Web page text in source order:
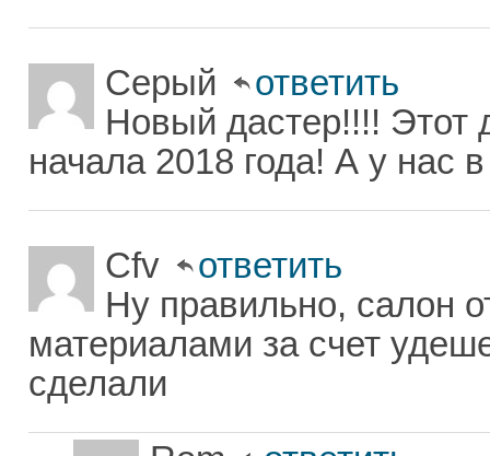
Серый
ответить
Новый дастер!!!! Этот
начала 2018 года! А у нас
Cfv
ответить
Ну правильно, салон
материалами за счет
сделали